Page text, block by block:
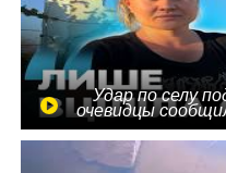
Удар по селу
очевидцы